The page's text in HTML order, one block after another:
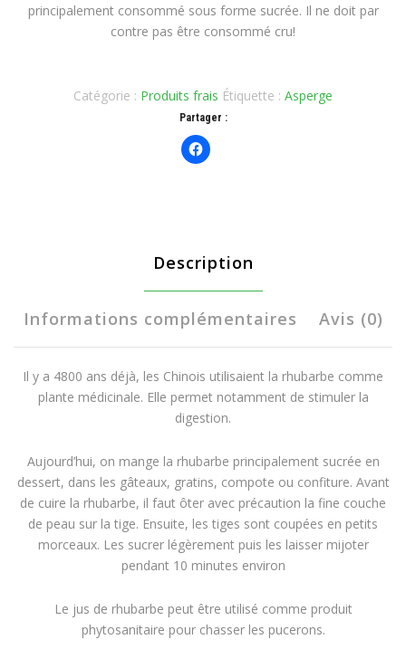
principalement consommé sous forme sucrée. Il ne doit par
contre pas être consommé cru!
Catégorie : Produits frais Étiquette : Asperge
Partager :
Description
Informations complémentaires Avis (0)
Il y a 4800 ans déjà, les Chinois utilisaient la rhubarbe comme
plante médicinale. Elle permet notamment de stimuler la
digestion.
Aujourd’hui, on mange la rhubarbe principalement sucrée en
dessert, dans les gâteaux, gratins, compote ou confiture. Avant
de cuire la rhubarbe, il faut ôter avec précaution la fine couche
de peau sur la tige. Ensuite, les tiges sont coupées en petits
morceaux. Les sucrer légèrement puis les laisser mijoter
pendant 10 minutes environ
Le jus de rhubarbe peut être utilisé comme produit
phytosanitaire pour chasser les pucerons.